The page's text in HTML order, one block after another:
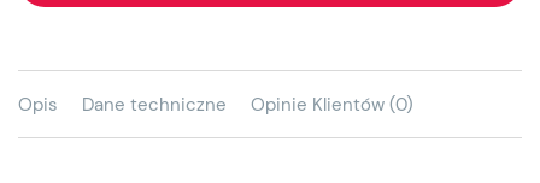
Opis Dane techniczne Opinie Klientów (0)